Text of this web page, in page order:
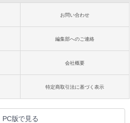
お問い合わせ
編集部へのご連絡
会社概要
特定商取引法に基づく表示
PC版で見る